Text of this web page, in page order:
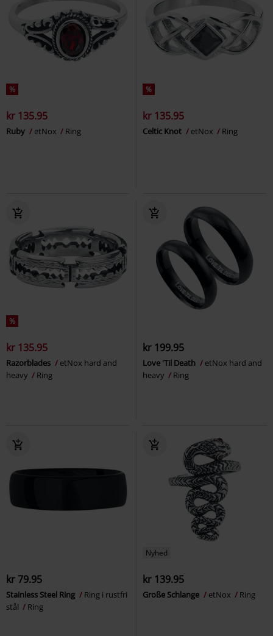
%
kr 135.95
Ruby etNox Ring
%
kr 135.95
Celtic Knot etNox Ring
%
kr 135.95
Razorblades
etNox hard and
heavy
Ring
kr 199.95
Love 'Til Death
etNox hard and
heavy
Ring
kr 79.95
Stainless Steel Ring
Ring i rustfri
stål
Ring
Nyhed
kr 139.95
Große Schlange etNox Ring